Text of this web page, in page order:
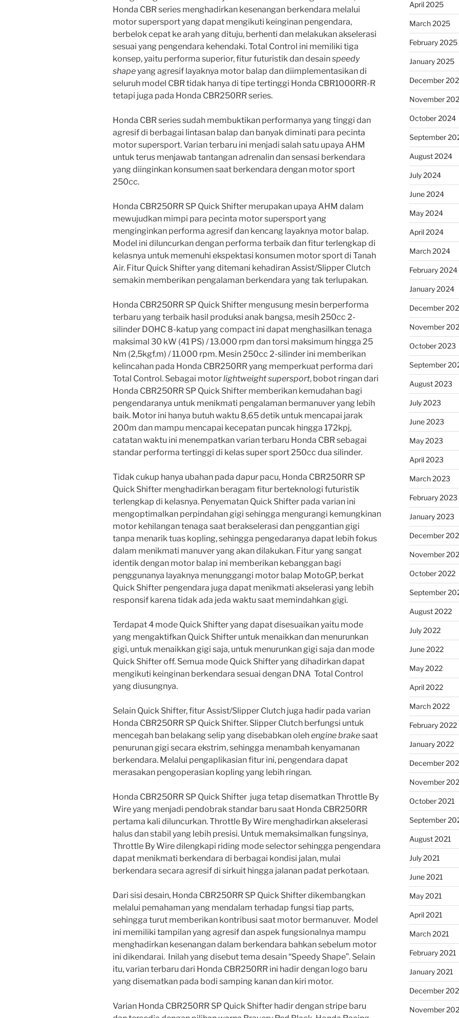
Honda CBR series menghadirkan kesenangan berkendara melalui
motor supersport yang dapat mengikuti keinginan pengendara,
berbelok cepat ke arah yang dituju, berhenti dan melakukan akselerasi
sesuai yang pengendara kehendaki. Total Control ini memiliki tiga
konsep, yaitu performa superior, fitur futuristik dan desainspeedy
shapeyang agresif layaknya motor balap dan diimplementasikan di
seluruh model CBR tidak hanya di tipe tertinggi Honda CBR1000RR-R
tetapi juga pada Honda CBR250RR series.
Honda CBR series sudah membuktikan performanya yang tinggi dan
agresif di berbagai lintasan balap dan banyak diminati para pecinta
motor supersport. Varian terbaru ini menjadi salah satu upaya AHM
untuk terus menjawab tantangan adrenalin dan sensasi berkendara
yang diinginkan konsumen saat berkendara dengan motor sport
250cc.
Honda CBR250RR SP Quick Shifter merupakan upaya AHM dalam
mewujudkan mimpi para pecinta motor supersport yang
menginginkan performa agresif dan kencang layaknya motor balap.
Model ini diluncurkan dengan performa terbaik dan fitur terlengkap di
kelasnya untuk memenuhi ekspektasi konsumen motor sport di Tanah
Air. Fitur Quick Shifter yang ditemani kehadiran Assist/Slipper Clutch
semakin memberikan pengalaman berkendara yang tak terlupakan.
Honda CBR250RR SP Quick Shifter mengusung mesin berperforma
terbaru yang terbaik hasil produksi anak bangsa, mesih 250cc 2-
silinder DOHC 8-katup yang compact ini dapat menghasilkan tenaga
maksimal 30 kW (41 PS) / 13.000 rpm dan torsi maksimum hingga 25
Nm (2,5kgf.m) / 11.000 rpm. Mesin 250cc 2-silinder ini memberikan
kelincahan pada Honda CBR250RR yang memperkuat performa dari
Total Control. Sebagai motorlightweight supersport, bobot ringan dari
Honda CBR250RR SP Quick Shifter memberikan kemudahan bagi
pengendaranya untuk menikmati pengalaman bermanuver yang lebih
baik. Motor ini hanya butuh waktu 8,65 detik untuk mencapai jarak
200m dan mampu mencapai kecepatan puncak hingga 172kpj,
catatan waktu ini menempatkan varian terbaru Honda CBR sebagai
standar performa tertinggi di kelas super sport 250cc dua silinder.
Tidak cukup hanya ubahan pada dapur pacu, Honda CBR250RR SP
Quick Shifter menghadirkan beragam fitur berteknologi futuristik
terlengkap di kelasnya. Penyematan Quick Shifter pada varian ini
mengoptimalkan perpindahan gigi sehingga mengurangi kemungkinan
motor kehilangan tenaga saat berakselerasi dan penggantian gigi
tanpa menarik tuas kopling, sehingga pengedaranya dapat lebih fokus
dalam menikmati manuver yang akan dilakukan. Fitur yang sangat
identik dengan motor balap ini memberikan kebanggan bagi
penggunanya layaknya menunggangi motor balap MotoGP, berkat
Quick Shifter pengendara juga dapat menikmati akselerasi yang lebih
responsif karena tidak ada jeda waktu saat memindahkan gigi.
Terdapat 4 mode Quick Shifter yang dapat disesuaikan yaitu mode
yang mengaktifkan Quick Shifter untuk menaikkan dan menurunkan
gigi, untuk menaikkan gigi saja, untuk menurunkan gigi saja dan mode
Quick Shifter off. Semua mode Quick Shifter yang dihadirkan dapat
mengikuti keinginan berkendara sesuai dengan DNA Total Control
yang diusungnya.
Selain Quick Shifter, fitur Assist/Slipper Clutch juga hadir pada varian
Honda CBR250RR SP Quick Shifter. Slipper Clutch berfungsi untuk
mencegah ban belakang selip yang disebabkan olehengine brakesaat
penurunan gigi secara ekstrim, sehingga menambah kenyamanan
berkendara. Melalui pengaplikasian fitur ini, pengendara dapat
merasakan pengoperasian kopling yang lebih ringan.
Honda CBR250RR SP Quick Shifter juga tetap disematkan Throttle By
Wire yang menjadi pendobrak standar baru saat Honda CBR250RR
pertama kali diluncurkan. Throttle By Wire menghadirkan akselerasi
halus dan stabil yang lebih presisi. Untuk memaksimalkan fungsinya,
Throttle By Wire dilengkapi riding mode selector sehingga pengendara
dapat menikmati berkendara di berbagai kondisi jalan, mulai
berkendara secara agresif di sirkuit hingga jalanan padat perkotaan.
Dari sisi desain, Honda CBR250RR SP Quick Shifter dikembangkan
melalui pemahaman yang mendalam terhadap fungsi tiap parts,
sehingga turut memberikan kontribusi saat motor bermanuver. Model
ini memiliki tampilan yang agresif dan aspek fungsionalnya mampu
menghadirkan kesenangan dalam berkendara bahkan sebelum motor
ini dikendarai. Inilah yang disebut tema desain “Speedy Shape”. Selain
itu, varian terbaru dari Honda CBR250RR ini hadir dengan logo baru
yang disematkan pada bodi samping kanan dan kiri motor.
Varian Honda CBR250RR SP Quick Shifter hadir dengan stripe baru
April 2025
March 2025
February 2025
January 2025
December
November
October 2024
September
August 2024
July 2024
June 2024
May 2024
April 2024
March 2024
February 2024
January 2024
December
November
October 2023
September
August 2023
July 2023
June 2023
May 2023
April 2023
March 2023
February 2023
January 2023
December
November
October 2022
September
August 2022
July 2022
June 2022
May 2022
April 2022
March 2022
February 2022
January 2022
December
November
October 2021
September
August 2021
July 2021
June 2021
May 2021
April 2021
March 2021
February 2021
January 2021
December
November